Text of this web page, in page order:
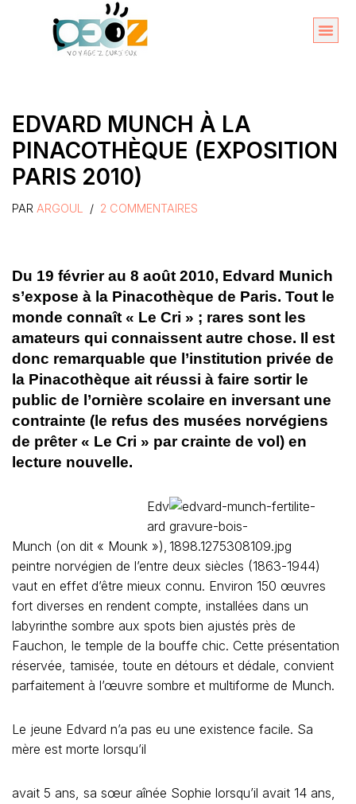
EDVARD MUNCH À LA
PINACOTHÈQUE (EXPOSITION
PARIS 2010)
PAR ARGOUL 2 COMMENTAIRES
Du 19 février au 8 août 2010, Edvard Munich
s’expose à la Pinacothèque de Paris. Tout le
monde connaît « Le Cri » ; rares sont les
amateurs qui connaissent autre chose. Il est
donc remarquable que l’institution privée de
la Pinacothèque ait réussi à faire sortir le
public de l’ornière scolaire en inversant une
contrainte (le refus des musées norvégiens
de prêter « Le Cri » par crainte de vol) en
lecture nouvelle.
Edv
ard
Munch (on dit « Mounk »),
peintre norvégien de l’entre deux siècles (1863-1944)
vaut en effet d’être mieux connu. Environ 150 œuvres
fort diverses en rendent compte, installées dans un
labyrinthe sombre aux spots bien ajustés près de
Fauchon, le temple de la bouffe chic. Cette présentation
réservée, tamisée, toute en détours et dédale, convient
parfaitement à l’œuvre sombre et multiforme de Munch.
Le jeune Edvard n’a pas eu une existence facile. Sa
mère est morte lorsqu’il
avait 5 ans, sa sœur aînée Sophie lorsqu’il avait 14 ans,